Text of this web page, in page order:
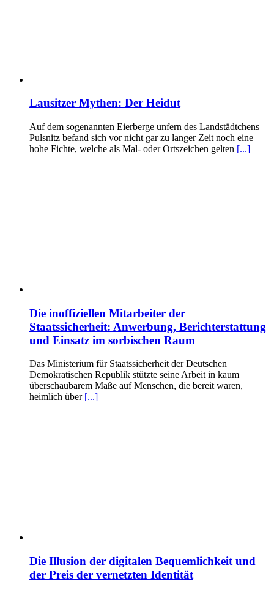
Lausitzer Mythen: Der Heidut
Auf dem sogenannten Eierberge unfern des Landstädtchens
Pulsnitz befand sich vor nicht gar zu langer Zeit noch eine
hohe Fichte, welche als Mal- oder Ortszeichen gelten [...]
Die inoffiziellen Mitarbeiter der
Staatssicherheit: Anwerbung, Berichterstattung
und Einsatz im sorbischen Raum
Das Ministerium für Staatssicherheit der Deutschen
Demokratischen Republik stützte seine Arbeit in kaum
überschaubarem Maße auf Menschen, die bereit waren,
heimlich über [...]
Die Illusion der digitalen Bequemlichkeit und
der Preis der vernetzten Identität